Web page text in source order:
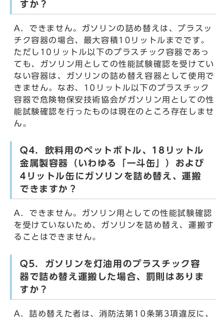
すか？
A．できません。ガソリンの詰め替えは、プラスッ
チク容器の場合、最大容積10リットルまでです。
ただし10リットル以下のプラスチック容器であっ
ても、ガソリン用としての性能試験確認を受けてい
ない容器は、ガソリンの詰め替え容器として使用で
きません。なお、10リットル以下のプラスチック
容器で危険物保安技術協会がガソリン用としての性
能試験確認を行ったものは現在のところ存在しませ
ん。
Q4．飲料用のペットボトル、18リットル
金属製容器（いわゆる「一斗缶」）および
4リットル缶にガソリンを詰め替え、運搬
できますか？
A．できません。ガソリン用としての性能試験確認
を受けていないため、ガソリンを詰め替え、運搬す
ることはできません。
Q5．ガソリンを灯油用のプラスチック容
器で詰め替え運搬した場合、罰則はありま
すか？
A．詰め替えた者は、消防法第10条第3項違反に、